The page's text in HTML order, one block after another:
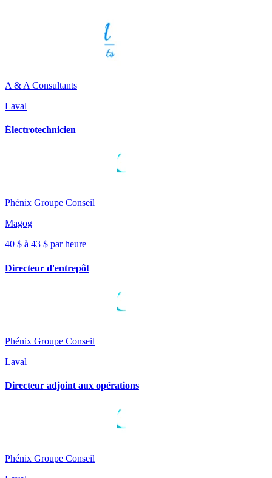
A & A Consultants
Laval
Électrotechnicien
Phénix Groupe Conseil
Magog
40 $ à 43 $ par heure
Directeur d'entrepôt
Phénix Groupe Conseil
Laval
Directeur adjoint aux opérations
Phénix Groupe Conseil